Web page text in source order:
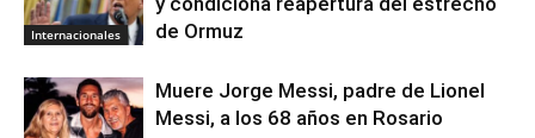
Internacionales
de Ormuz
Muere Jorge Messi, padre de Lionel
Messi, a los 68 años en Rosario